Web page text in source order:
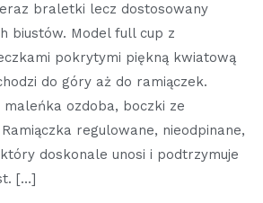
braletki lecz dostosowany
biustów. Model full cup z
pokrytymi piękną kwiatową
do góry aż do ramiączek.
maleńka ozdoba, boczki ze
regulowane, nieodpinane,
doskonale unosi i podtrzymuje
[…]